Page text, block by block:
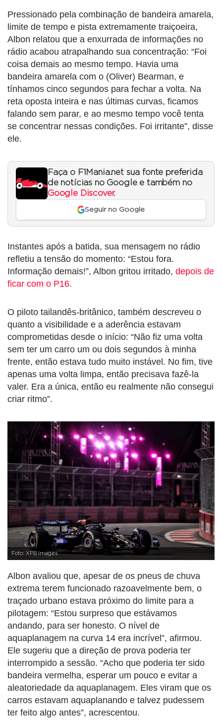
Pressionado pela combinação de bandeira amarela,
limite de tempo e pista extremamente traiçoeira,
Albon relatou que a enxurrada de informações no
rádio acabou atrapalhando sua concentração: “Foi
coisa demais ao mesmo tempo. Havia uma
bandeira amarela com o (Oliver) Bearman, e
tínhamos cinco segundos para fechar a volta. Na
reta oposta inteira e nas últimas curvas, ficamos
falando sem parar, e ao mesmo tempo você tenta
se concentrar nessas condições. Foi irritante”, disse
ele.
Faça o F1Mania.net sua fonte preferida
de notícias no Google e também no
Google Discover.
Seguir no Google
Instantes após a batida, sua mensagem no rádio
refletiu a tensão do momento: “Estou fora.
Informação demais!”, Albon gritou irritado, depois de
ficar com o P16.
O piloto tailandês-britânico, também descreveu o
quanto a visibilidade e a aderência estavam
comprometidas desde o início: “Não fiz uma volta
sem ter um carro um ou dois segundos à minha
frente, então estava tudo muito instável. No fim, tive
apenas uma volta limpa, então precisava fazê-la
valer. Era a única, então eu realmente não consegui
criar ritmo”.
Foto: XPB Images
Albon avaliou que, apesar de os pneus de chuva
extrema terem funcionado razoavelmente bem, o
traçado urbano estava próximo do limite para a
pilotagem: “Estou surpreso que estávamos
andando, para ser honesto. O nível de
aquaplanagem na curva 14 era incrível”, afirmou.
Ele sugeriu que a direção de prova poderia ter
interrompido a sessão. “Acho que poderia ter sido
bandeira vermelha, esperar um pouco e evitar a
aleatoriedade da aquaplanagem. Eles viram que os
carros estavam aquaplanando e talvez pudessem
ter feito algo antes”, acrescentou.